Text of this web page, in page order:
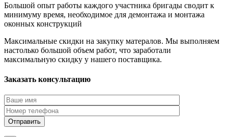
Большой опыт работы каждого участника бригады сводит к
минимуму время, необходимое для демонтажа и монтажа
оконных конструкций
Максимальные скидки на закупку матералов. Мы выполняем
настолько большой объем работ, что заработали
максимальную скидку у нашего поставщика.
Заказать консультацию